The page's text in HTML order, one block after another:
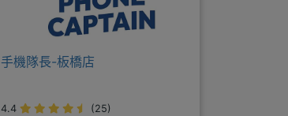
手機隊長-板橋店
4.4
(25)